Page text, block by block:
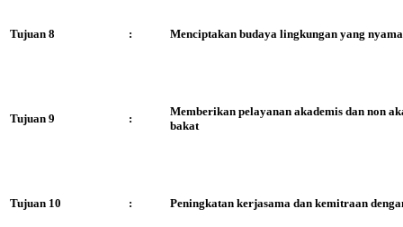
Tujuan 8 : Menciptakan budaya lingkungan yang
Tujuan 9 :
Memberikan pelayanan akademis dan non
bakat
Tujuan 10 : Peningkatan kerjasama dan kemitraan